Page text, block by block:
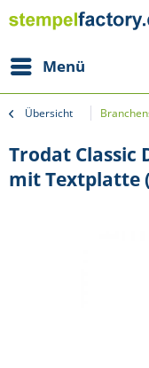
Menü
Übersicht
Trodat Classic
mit Textplatte